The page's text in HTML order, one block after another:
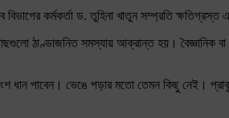
বিভাগের কর্মকর্তা ড. তুহিনা খাতুন সম্প্রতি
ঠাণ্ডাজনিত সমস্যায় আক্রান্ত হয়।
ধান পাবেন। ভেঙে পড়ার মতো তেমন কিছু নেই।